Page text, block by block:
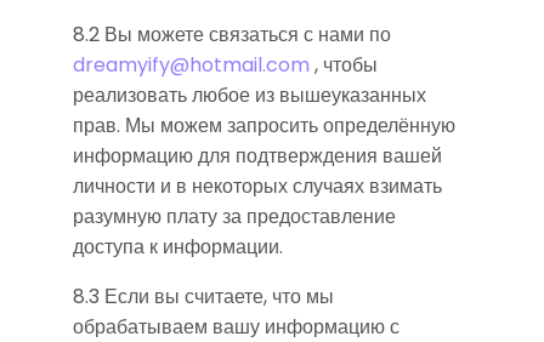
8.2 Вы можете связаться с нами по
dreamyify@hotmail.com , чтобы
реализовать любое из вышеуказанных
прав. Мы можем запросить определённую
информацию для подтверждения вашей
личности и в некоторых случаях взимать
разумную плату за предоставление
доступа к информации.
8.3 Если вы считаете, что мы
обрабатываем вашу информацию с